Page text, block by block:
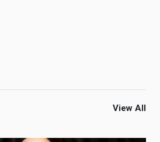
View All